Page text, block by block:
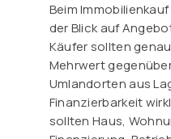
Beim
der Blick auf
Käufer sollten
Mehrwert
Umlandorten aus
Finanzierbarkeit
sollten Haus,